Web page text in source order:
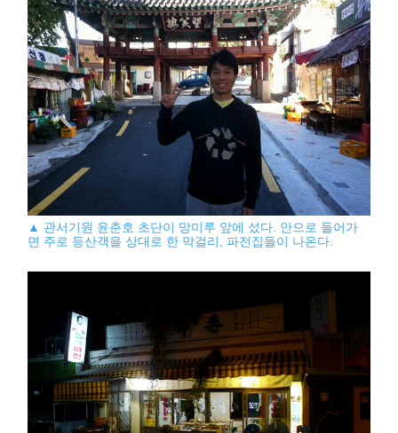
▲ 관서기원 윤춘호 초단이 망미루 앞에 섰다. 안으로 들어가
면 주로 등산객을 상대로 한 막걸리, 파전집들이 나온다.